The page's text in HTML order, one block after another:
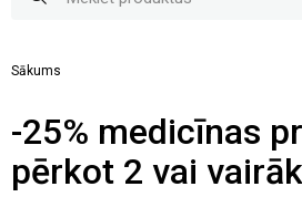
Sākums
-25% medicīnas
pērkot 2 vai vairāk